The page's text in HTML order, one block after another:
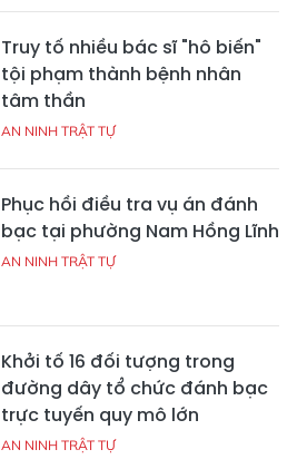
Truy tố nhiều bác sĩ "hô biến"
tội phạm thành bệnh nhân
tâm thần
AN NINH TRẬT TỰ
Phục hồi điều tra vụ án đánh
bạc tại phường Nam Hồng Lĩnh
AN NINH TRẬT TỰ
Khởi tố 16 đối tượng trong
đường dây tổ chức đánh bạc
trực tuyến quy mô lớn
AN NINH TRẬT TỰ